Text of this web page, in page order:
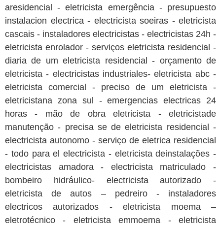
aresidencial - eletricista emergência - presupuesto
instalacion electrica - electricista soeiras - eletricista
cascais - instaladores electricistas - electricistas 24h -
eletricista enrolador - serviços eletricista residencial -
diaria de um eletricista residencial - orçamento de
eletricista - electricistas industriales- eletricista abc -
eletricista comercial - preciso de um eletricista -
eletricistana zona sul - emergencias electricas 24
horas - mão de obra eletricista - eletricistade
manutenção - precisa se de eletricista residencial -
electricista autonomo - serviço de eletrica residencial
- todo para el electricista - eletricista deinstalações -
electricistas amadora - electricista matriculado -
bombeiro hidráulico- electricista autorizado -
eletricista de autos – pedreiro - instaladores
electricos autorizados - eletricista moema –
eletrotécnico - eletricista emmoema - eletricista